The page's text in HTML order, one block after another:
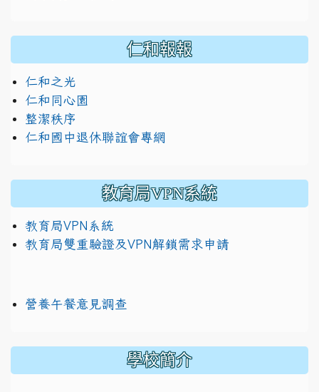
仁和報報
仁和之光
仁和同心園
整潔秩序
仁和國中退休聯誼會專網
教育局VPN系統
教育局VPN系統
教育局雙重驗證及VPN解鎖需求申請
營養午餐意見調查
學校簡介